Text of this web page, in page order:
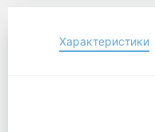
Характеристики